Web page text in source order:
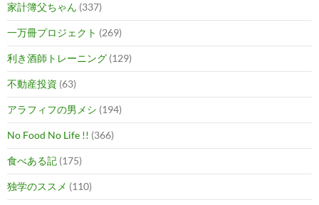
家計簿父ちゃん (337)
一万冊プロジェクト (269)
利き酒師トレーニング (129)
不動産投資 (63)
アラフィフの男メシ (194)
No Food No Life !! (366)
食べある記 (175)
独学のススメ (110)